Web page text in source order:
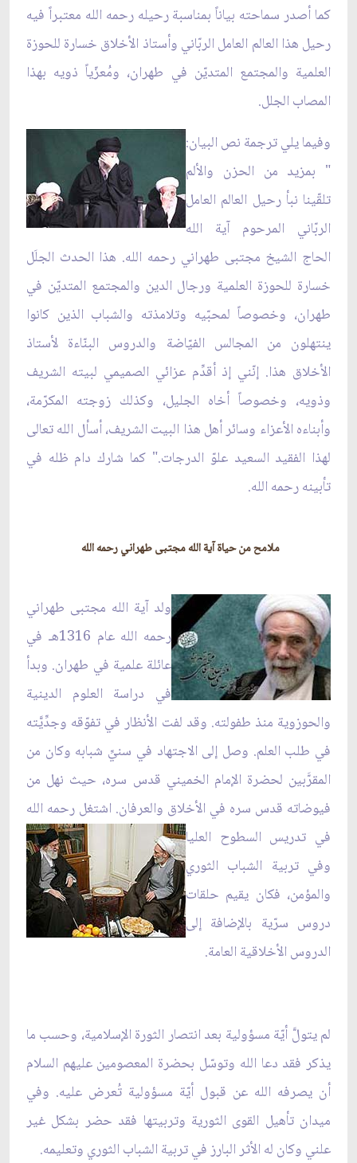
كما أصدر سماحته بياناً بمناسبة رحيله رحمه الله معتبراً فيه
رحيل هذا العالم العامل الربّاني وأستاذ الأخلاق خسارة للحوزة
العلمية والمجتمع المتديّن في طهران، ومُعزّياً ذويه بهذا
المصاب الجلل.
وفيما يلي ترجمة نص البيان:
" بمزيد من الحزن والألم
تلقّينا نبأ رحيل العالم العامل
الربّاني المرحوم آية الله
الحاج الشيخ مجتبى طهراني رحمه الله. هذا الحدث الجلَل
خسارة للحوزة العلمية ورجال الدين والمجتمع المتديّن في
طهران، وخصوصاً لمحبّيه وتلامذته والشباب الذين كانوا
ينتهلون من المجالس الفيّاضة والدروس البنّاءة لأستاذ
الأخلاق هذا. إنّني إذ أقدِّم عزائي الصميمي لبيته الشريف
وذويه، وخصوصاً أخاه الجليل، وكذلك زوجته المكرّمة،
وأبناءه الأعزاء وسائر أهل هذا البيت الشريف، أسأل الله تعالى
لهذا الفقيد السعيد علوّ الدرجات." كما شارك دام ظله في
تأبينه رحمه الله.
ملامح من حياة آية الله مجتبى طهراني رحمه الله
ولد آية الله مجتبى طهراني
رحمه الله عام 1316هـ في
عائلة علمية في طهران. وبدأ
في دراسة العلوم الدينية
والحوزوية منذ طفولته. وقد لفت الأنظار في تفوّقه وجدِّيَّته
في طلب العلم. وصل إلى الاجتهاد في سنيِّ شبابه وكان من
المقرَّبين لحضرة الإمام الخميني قدس سره، حيث نهل من
فيوضاته قدس سره في الأخلاق والعرفان. اشتغل رحمه الله
في تدريس السطوح العليا
وفي تربية الشباب الثوري
والمؤمن، فكان يقيم حلقات
دروس سرّية بالإضافة إلى
الدروس الأخلاقية العامة.
لم يتولَّ أيّة مسؤولية بعد انتصار الثورة الإسلامية، وحسب ما
يذكر فقد دعا الله وتوسّل بحضرة المعصومين عليهم السلام
أن يصرفه الله عن قبول أيّة مسؤولية تُعرض عليه. وفي
ميدان تأهيل القوى الثورية وتربيتها فقد حضر بشكل غير
علني وكان له الأثر البارز في تربية الشباب الثوري وتعليمه.